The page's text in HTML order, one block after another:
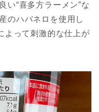
い“喜多方ラーメン”な
のハバネロを使用し
よって刺激的な仕上が